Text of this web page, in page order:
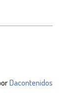
Dacontenidos